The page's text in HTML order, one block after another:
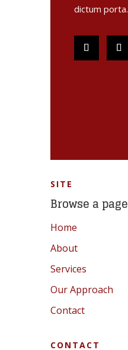
dictum porta.
SITE
Browse a page
Home
About
Services
Our Approach
Contact
CONTACT